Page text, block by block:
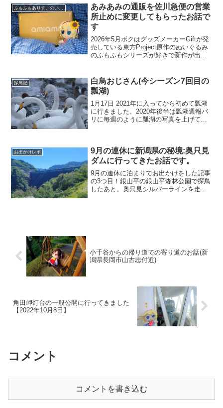
のメインは「竹とワラで作られた世界一
長い蛇」として...
ふもふもありす。のいる風景
あみあみの通販を佐川急便の営業
所止めに変更してもらったお話で
す
2026年5月ボクはグッズメーカーGiftが発
売している東方Project原作のぬいぐるみ
のふもふもシリーズが好きで新作が出る
合は現地購入などをするのですが、稀に
通販の...
探鳥記
白鳥おじさん(今シーズン7回目の
瓢湖)
1月17日 2021年に入ってから初めて瓢湖
に行きました。2020年後半は瓢湖週報バ
リに毎週のように瓢湖の写真を上げてい
瓢湖まででか...
お出かけレポ
9月の連休に新潟県の秘境:奥只見
ダムに行ってきたお話です。
9月の連休に泊まりでお出かけをした記事
の3つ目！銀山平の銀山平森林公園で探鳥
したあと。奥只見シルバーラインを走っ
小千谷からの帰り道での寄り道のお話(新
潟県長岡市山古志付近)
角田岬灯台の一般公開に行ってきました
【2022年10月8日】
コメント
コメントを書き込む